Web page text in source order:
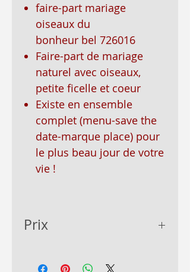
faire-part mariage
oiseaux du
bonheur bel 726016
Faire-part de mariage
naturel avec oiseaux,
petite ficelle et coeur
Existe en ensemble
complet (menu-save the
date-marque place) pour
le plus beau jour de votre
vie !
Prix